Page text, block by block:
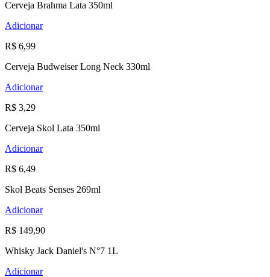
Cerveja Brahma Lata 350ml
Adicionar
R$ 6,99
Cerveja Budweiser Long Neck 330ml
Adicionar
R$ 3,29
Cerveja Skol Lata 350ml
Adicionar
R$ 6,49
Skol Beats Senses 269ml
Adicionar
R$ 149,90
Whisky Jack Daniel's N°7 1L
Adicionar